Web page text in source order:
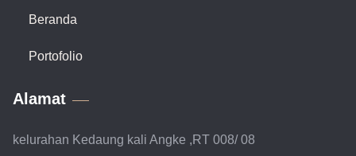
Beranda
Portofolio
Alamat
kelurahan Kedaung kali Angke ,RT 008/ 08